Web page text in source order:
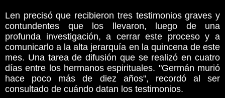
Len precisó que recibieron tres testimonios graves y
contundentes que los llevaron, luego de una
profunda investigación, a cerrar este proceso y a
comunicarlo a la alta jerarquía en la quincena de este
mes. Una tarea de difusión que se realizó en cuatro
días entre los hermanos espirituales. "Germán murió
hace poco más de diez años", recordó al ser
consultado de cuándo datan los testimonios.